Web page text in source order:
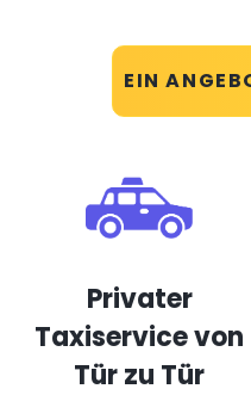
EIN
Privater
Taxiservice von
Tür zu Tür